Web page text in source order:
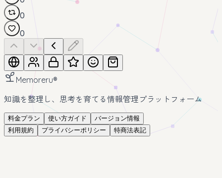
0
0
Memoreru®
知識を整理し、思考を育てる情報管理プラットフォーム
料金プラン 使い方ガイド
バージョン情報
利用規約
プライバシーポリシー 特商法表記